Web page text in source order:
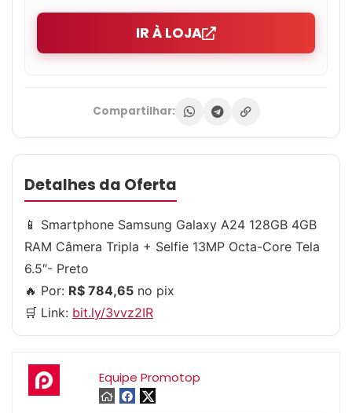
IR À LOJA
Compartilhar:
Detalhes da Oferta
📱 Smartphone Samsung Galaxy A24 128GB 4GB
RAM Câmera Tripla + Selfie 13MP Octa-Core Tela
6.5″- Preto
🔥 Por: R$ 784,65 no pix
🛒 Link: bit.ly/3vvz2IR
Equipe Promotop